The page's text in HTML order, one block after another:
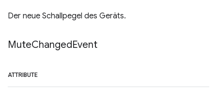
Der neue Schallpegel des Geräts.
MuteChangedEvent
ATTRIBUTE